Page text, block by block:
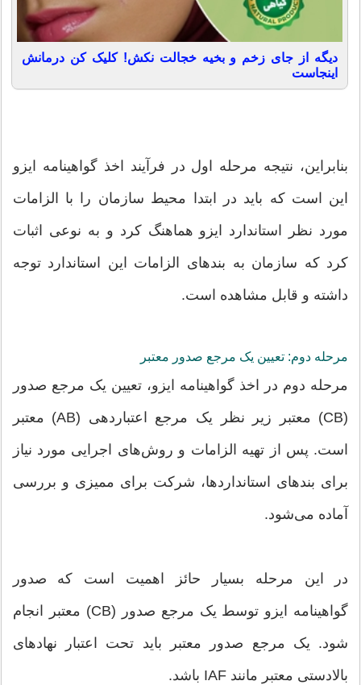
دیگه از جای زخم و بخیه خجالت نکش! کلیک کن درمانش
اینجاست
بنابراین، نتیجه مرحله اول در فرآیند اخذ گواهینامه ایزو
این است که باید در ابتدا محیط سازمان را با الزامات
مورد نظر استاندارد ایزو هماهنگ کرد و به نوعی اثبات
کرد که سازمان به بندهای الزامات این استاندارد توجه
داشته و قابل مشاهده است.
مرحله دوم: تعیین یک مرجع صدور معتبر
مرحله دوم در اخذ گواهینامه ایزو، تعیین یک مرجع صدور
(CB) معتبر زیر نظر یک مرجع اعتباردهی (AB) معتبر
است. پس از تهیه الزامات و روش‌های اجرایی مورد نیاز
برای بندهای استانداردها، شرکت برای ممیزی و بررسی
آماده می‌شود.
در این مرحله بسیار حائز اهمیت است که صدور
گواهینامه ایزو توسط یک مرجع صدور (CB) معتبر انجام
شود. یک مرجع صدور معتبر باید تحت اعتبار نهادهای
بالادستی معتبر مانند IAF باشد.